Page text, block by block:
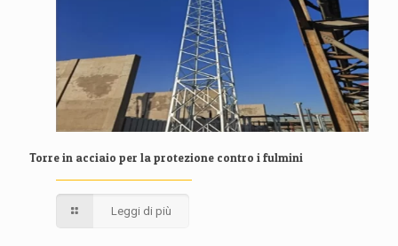
Torre in acciaio per la protezione contro i fulmini
Leggi di più